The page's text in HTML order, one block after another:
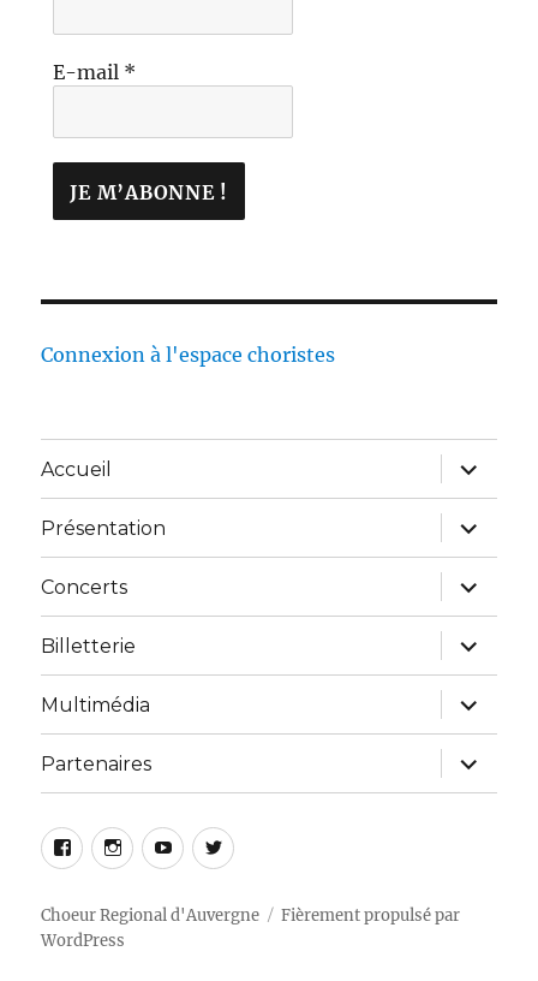
E-mail *
Connexion à l'espace choristes
Accueil
Présentation
Concerts
Billetterie
Multimédia
Partenaires
Choeur Regional d'Auvergne
Fièrement propulsé par
WordPress